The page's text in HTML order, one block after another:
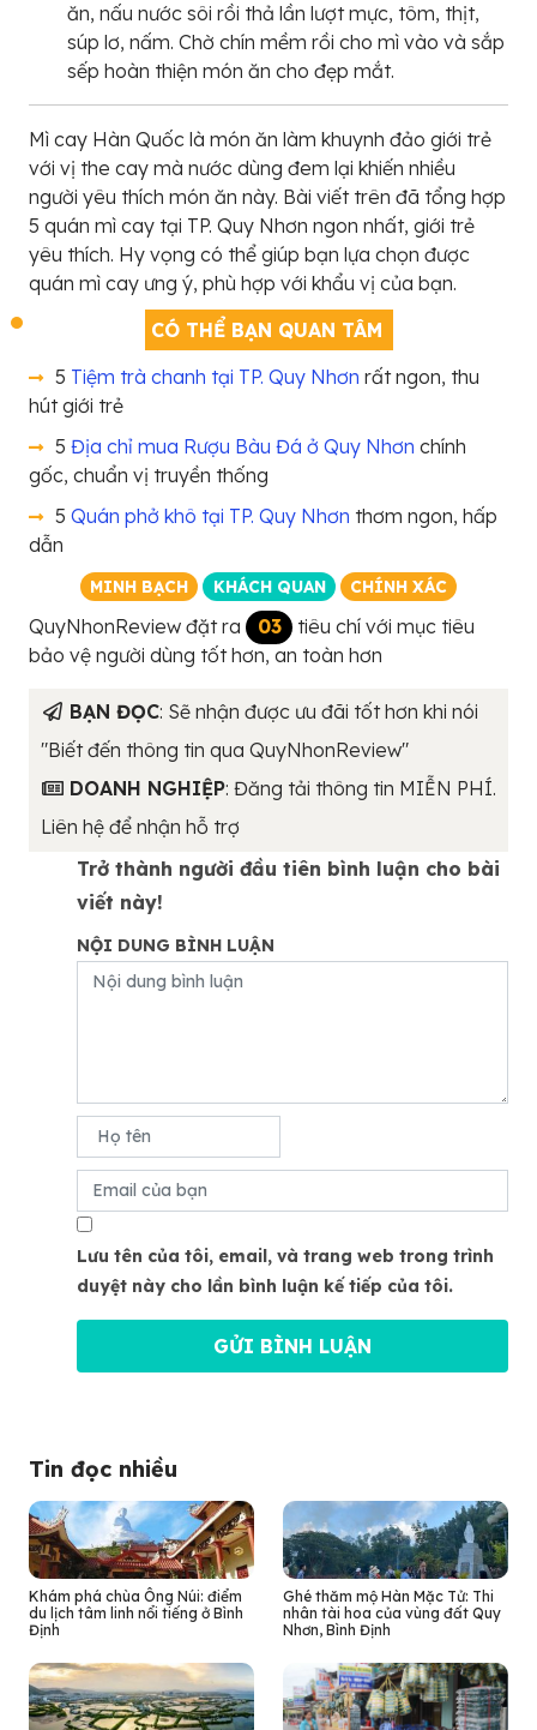
ăn, nấu nước sôi rồi thả lần lượt mực, tôm, thịt,
súp lơ, nấm. Chờ chín mềm rồi cho mì vào và sắp
sếp hoàn thiện món ăn cho đẹp mắt.
Mì cay Hàn Quốc là món ăn làm khuynh đảo giới trẻ
với vị the cay mà nước dùng đem lại khiến nhiều
người yêu thích món ăn này. Bài viết trên đã tổng hợp
5 quán mì cay tại TP. Quy Nhơn ngon nhất, giới trẻ
yêu thích. Hy vọng có thể giúp bạn lựa chọn được
quán mì cay ưng ý, phù hợp với khẩu vị của bạn.
CÓ THỂ BẠN QUAN TÂM
5 Tiệm trà chanh tại TP. Quy Nhơn rất ngon, thu
hút giới trẻ
5 Địa chỉ mua Rượu Bàu Đá ở Quy Nhơn chính
gốc, chuẩn vị truyền thống
5 Quán phở khô tại TP. Quy Nhơn thơm ngon, hấp
dẫn
MINH BẠCH KHÁCH QUAN CHÍNH XÁC
QuyNhonReview đặt ra 03
tiêu chí với mục tiêu
bảo vệ người dùng tốt hơn, an toàn hơn
BẠN ĐỌC: Sẽ nhận được ưu đãi tốt hơn khi nói
"Biết đến thông tin qua QuyNhonReview"
DOANH NGHIỆP: Đăng tải thông tin MIỄN PHÍ.
Liên hệ để nhận hỗ trợ
Trở thành người đầu tiên bình luận cho bài
viết này!
NỘI DUNG BÌNH LUẬN
Lưu tên của tôi, email, và trang web trong trình
duyệt này cho lần bình luận kế tiếp của tôi.
Tin đọc nhiều
Khám phá chùa Ông Núi: điểm
du lịch tâm linh nổi tiếng ở Bình
Định
Ghé thăm mộ Hàn Mặc Tử: Thi
nhân tài hoa của vùng đất Quy
Nhơn, Bình Định